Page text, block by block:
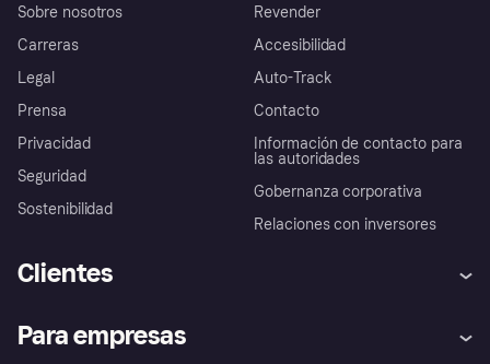
Sobre nosotros
Carreras
Legal
Prensa
Privacidad
Seguridad
Sostenibilidad
Revender
Accesibilidad
Auto-Track
Contacto
Información de contacto para
las autoridades
Gobernanza corporativa
Relaciones con inversores
Clientes
Inicio de sesión
Para empresas